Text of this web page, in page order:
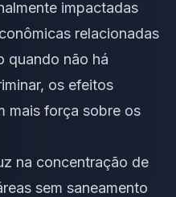
impactadas
relacionadas
quando não há
os efeitos
mais força sobre os
na concentração de
sem saneamento